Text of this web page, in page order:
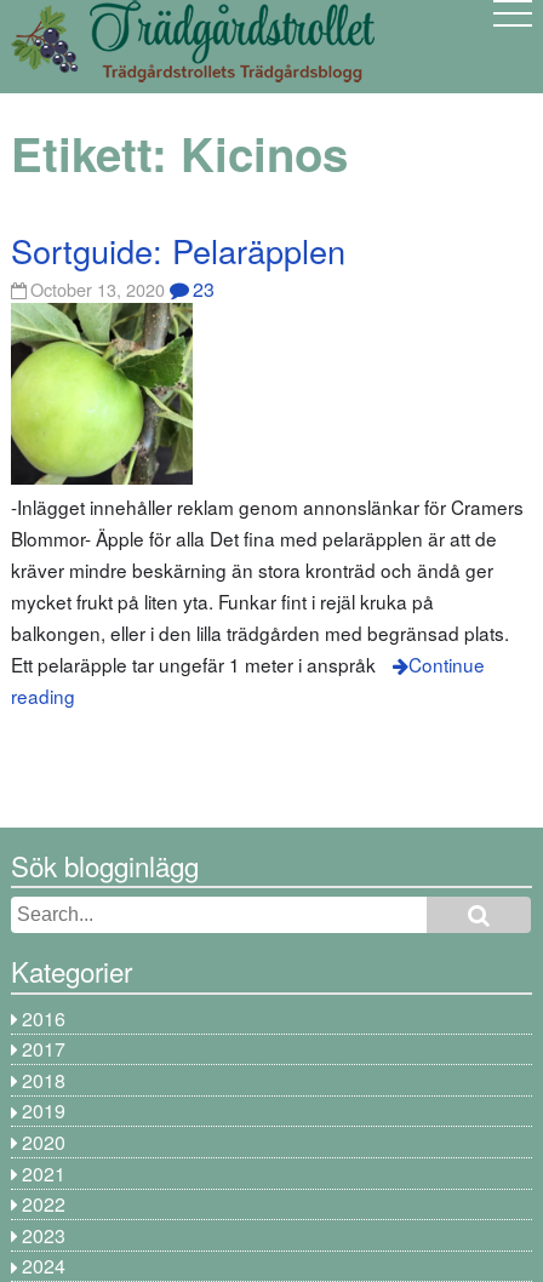
Etikett: Kicinos
Sortguide: Pelaräpplen
October 13, 2020 23
-Inlägget innehåller reklam genom annonslänkar för Cramers
Blommor- Äpple för alla Det fina med pelaräpplen är att de
kräver mindre beskärning än stora kronträd och ändå ger
mycket frukt på liten yta. Funkar fint i rejäl kruka på
balkongen, eller i den lilla trädgården med begränsad plats.
Ett pelaräpple tar ungefär 1 meter i anspråk
Continue
reading
Sök blogginlägg
Kategorier
2016
2017
2018
2019
2020
2021
2022
2023
2024